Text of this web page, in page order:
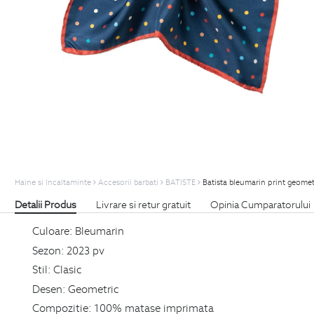
Haine si Incaltaminte Accesorii barbati BATISTE Batista bleumarin print
Detalii Produs Livrare si retur gratuit Opinia Cumparatorului
Culoare: Bleumarin
Sezon: 2023 pv
Stil: Clasic
Desen: Geometric
Compozitie: 100% matase imprimata